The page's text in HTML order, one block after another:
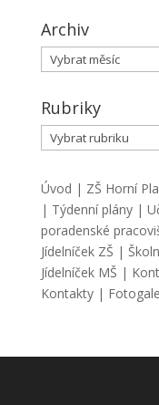
Archiv
Archiv
Rubriky
Rubriky
Úvod | ZŠ Horní
| Týdenní plány|
poradenské
Jídelníček ZŠ |
Jídelníček MŠ |
Kontakty|